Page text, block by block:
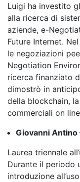
Luigi ha investito
alla ricerca di
aziende, e-
Future Internet.
le negoziazioni
Negotiation
ricerca finanziato
dimostrò in
della blockchain,
commerciali on
Giovanni Antino
Laurea triennale
Durante il periodo
introduzione